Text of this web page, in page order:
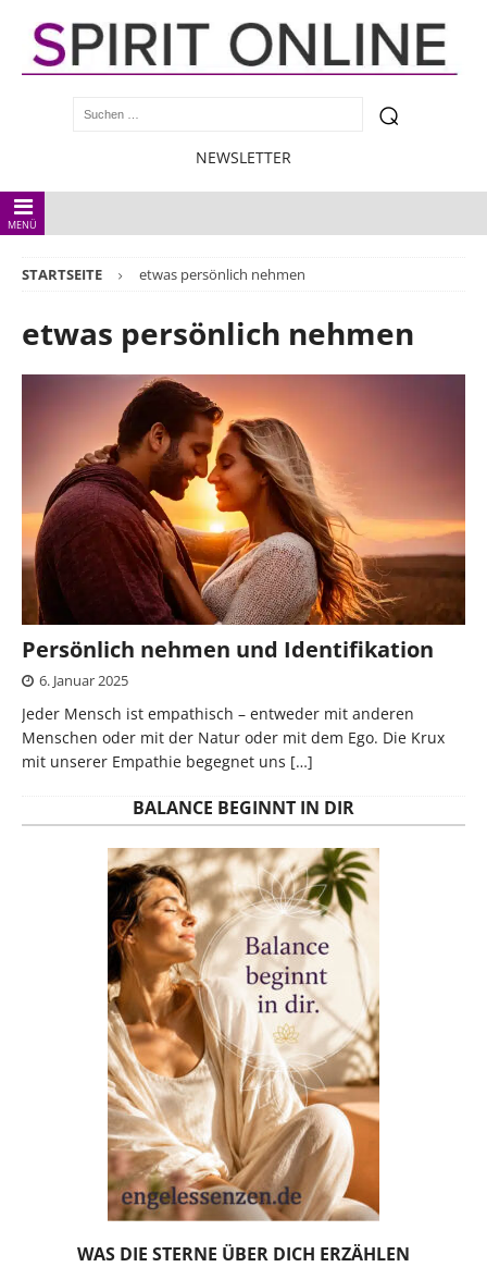
NEWSLETTER
MENÜ
STARTSEITE etwas persönlich nehmen
etwas persönlich nehmen
Persönlich nehmen und Identifikation
6. Januar 2025
Jeder Mensch ist empathisch – entweder mit anderen
Menschen oder mit der Natur oder mit dem Ego. Die Krux
mit unserer Empathie begegnet uns […]
BALANCE BEGINNT IN DIR
WAS DIE STERNE ÜBER DICH ERZÄHLEN